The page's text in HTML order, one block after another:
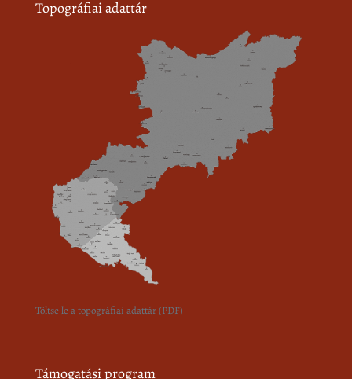
Topográfiai adattár
Töltse le a topográfiai adattár (PDF)
Támogatási program